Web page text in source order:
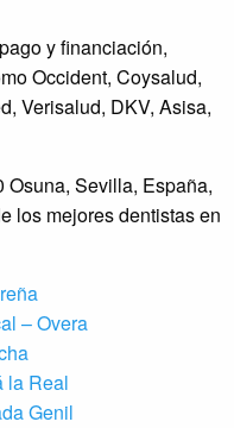
y financiación,
Occident, Coysalud,
Verisalud, DKV, Asisa,
Osuna, Sevilla, España,
los mejores dentistas en
– Overa
la Real
Genil